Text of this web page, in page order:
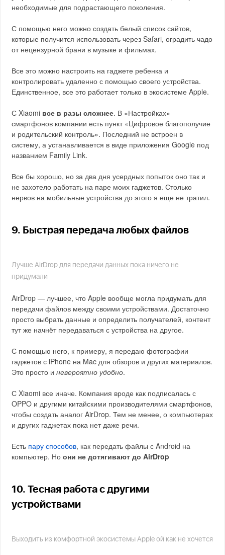
необходимые для подрастающего поколения.
С помощью него можно создать белый список сайтов,
которые получится использовать через Safari, оградить чадо
от нецензурной брани в музыке и фильмах.
Все это можно настроить на гаджете ребенка и
контролировать удаленно с помощью своего устройства.
Единственное, все это работает только в экосистеме Apple.
С Xiaomi все в разы сложнее. В «Настройках»
смартфонов компании есть пункт «Цифровое благополучие
и родительский контроль». Последний не встроен в
систему, а устанавливается в виде приложения Google под
названием Family Link.
Все бы хорошо, но за два дня усердных попыток оно так и
не захотело работать на паре моих гаджетов. Столько
нервов на мобильные устройства до этого я еще не тратил.
9. Быстрая передача любых файлов
Лучше AirDrop для передачи данных пока ничего не
придумали
AirDrop — лучшее, что Apple вообще могла придумать для
передачи файлов между своими устройствами. Достаточно
просто выбрать данные и определить получателей, контент
тут же начнёт передаваться с устройства на другое.
С помощью него, к примеру, я передаю фотографии
гаджетов с iPhone на Mac для обзоров и других материалов.
Это просто иневероятно удобно.
С Xiaomi все иначе. Компания вроде как подписалась с
OPPO и другими китайскими производителями смартфонов,
чтобы создать аналог AirDrop. Тем не менее, о компьютерах
и других гаджетах пока нет даже речи.
Есть пару способов, как передать файлы с Android на
компьютер. Ноони не дотягивают до AirDrop
10. Тесная работа с другими
устройствами
Выходить из комфортной экосистемы Apple ой как не хочется